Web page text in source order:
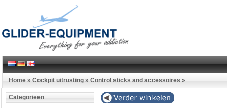
Home » Cockpit uitrusting » Control sticks and accessoires »
Categorieën